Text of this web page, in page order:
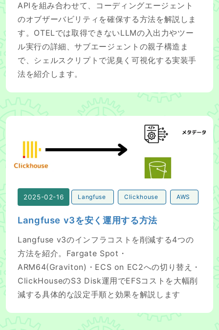
APIを組み合わせて、コーディングエージェント
のオブザーバビリティを確保する方法を解説しま
す。OTELでは取得できないLLMの入出力やツー
ル実行の詳細、サブエージェントの親子構造ま
で、シェルスクリプトで泥臭く可視化する実装手
法を紹介します。
Langfuse v3を安く運用する方法
2025-02-16 Langfuse Clickhouse AWS
Langfuse v3を安く運用する方法
Langfuse v3のインフラコストを削減する4つの
方法を紹介。Fargate Spot・
ARM64(Graviton)・ECS on EC2への切り替え・
ClickHouseのS3 Disk運用でEFSコストを大幅削
減する具体的な設定手順と効果を解説します